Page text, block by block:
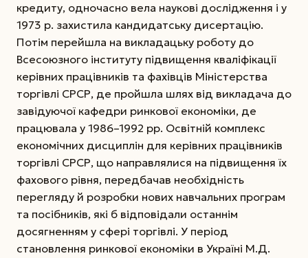
кредиту, одночасно вела наукові дослідження і у
1973 р. захистила кандидатську дисертацію.
Потім перейшла на викладацьку роботу до
Всесоюзного інституту підвищення кваліфікації
керівних працівників та фахівців Міністерства
торгівлі СРСР, де пройшла шлях від викладача до
завідуючої кафедри ринкової економіки, де
працювала у 1986–1992 рр. Освітній комплекс
економічних дисциплін для керівних працівників
торгівлі СРСР, що направлялися на підвищення їх
фахового рівня, передбачав необхідність
перегляду й розробки нових навчальних програм
та посібників, які б відповідали останнім
досягненням у сфері торгівлі. У період
становлення ринкової економіки в Україні М.Д.